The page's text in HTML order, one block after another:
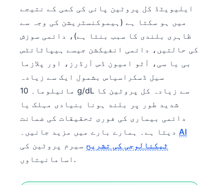
ایلیویٹڈ کل پروٹین پانی کی کمی کے نتیجے
میں ہو سکتا ہے (ہیموکنسٹریشن کی وجہ سے
ظاہری بلندی کا سبب بنتا ہے)، دائمی سوزش
کی حالتیں، دائمی انفیکشن جیسے ہیپاٹائٹس
بی یا سی، آٹو امیون ڈس آرڈرز، اور پلازما
سیل ڈسکراسیاس بشمول ایک سے زیادہ
مائیلوما۔ 10 g/dL سے زیادہ کل پروٹین کا
شدید طور پر بلند ہونا بنیادی مہلک یا
دائمی بیماری کی فوری تحقیقات کی ضمانت
AI
ٹیکنالوجی کی تشریح سیرم پروٹین کی
اسامانیتاوں.